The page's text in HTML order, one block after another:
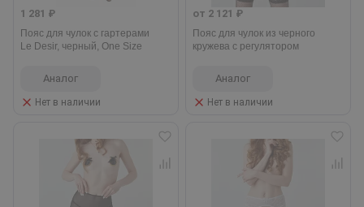
1 281 ₽
Пояс для чулок с гартерами
Le Desir, черный, One Size
Аналог
Нет в наличии
от 2 121 ₽
Пояс для чулок из черного
кружева с регулятором
Аналог
Нет в наличии